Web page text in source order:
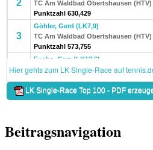
Beitragsnavigation